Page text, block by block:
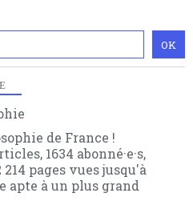
de France !
1634 abonné·e·s,
214 pages vues jusqu'à
apte à un plus grand